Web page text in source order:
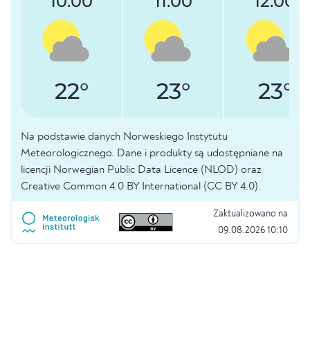
22° 23° 23°
Na podstawie danych Norweskiego Instytutu
Meteorologicznego. Dane i produkty są udostępniane na
licencji Norwegian Public Data Licence (NLOD) oraz
Creative Common 4.0 BY International (CC BY 4.0).
Zaktualizowano na
09.08.2026 10:10